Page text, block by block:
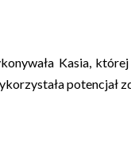
Kasia,
potencjał